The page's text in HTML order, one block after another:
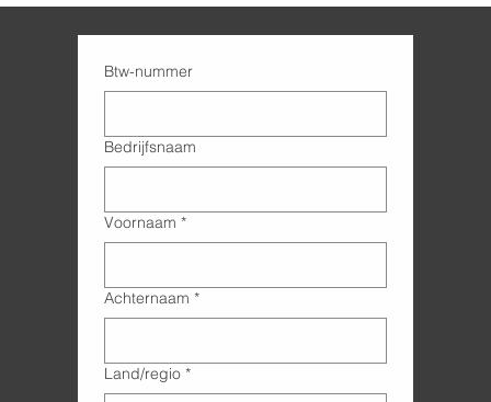
Btw-nummer
Bedrijfsnaam
Voornaam *
Achternaam *
Adres met meerdere regels
Land/regio *